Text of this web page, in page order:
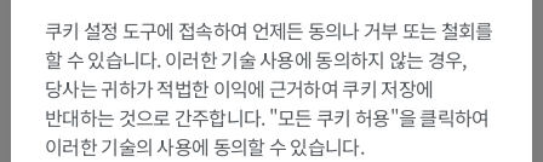
앱 다운로드
쿠키 설정 도구에 접속하여 언제든 동의나 거부 또는 철회를
할 수 있습니다. 이러한 기술 사용에 동의하지 않는 경우,
당사는 귀하가 적법한 이익에 근거하여 쿠키 저장에
반대하는 것으로 간주합니다. "모든 쿠키 허용"을 클릭하여
이러한 기술의 사용에 동의할 수 있습니다.